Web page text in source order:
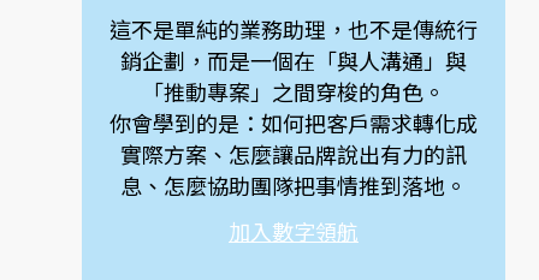
這不是單純的業務助理，也不是傳統行
銷企劃，而是一個在「與人溝通」與
「推動專案」之間穿梭的角色。
你會學到的是：如何把客戶需求轉化成
實際方案、怎麼讓品牌說出有力的訊
息、怎麼協助團隊把事情推到落地。
加入數字領航